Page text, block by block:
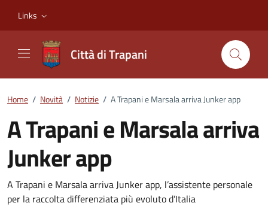
Links
Città di Trapani
Home / Novità / Notizie / A Trapani e Marsala arriva Junker app
A Trapani e Marsala arriva
Junker app
Dettagli della notizia
A Trapani e Marsala arriva Junker app, l’assistente personale
per la raccolta differenziata più evoluto d’Italia